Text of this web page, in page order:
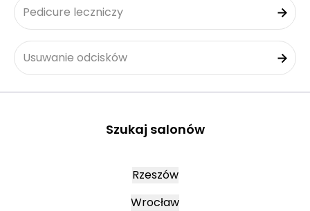
Pedicure leczniczy
Usuwanie odcisków
Szukaj salonów
Rzeszów
Wrocław